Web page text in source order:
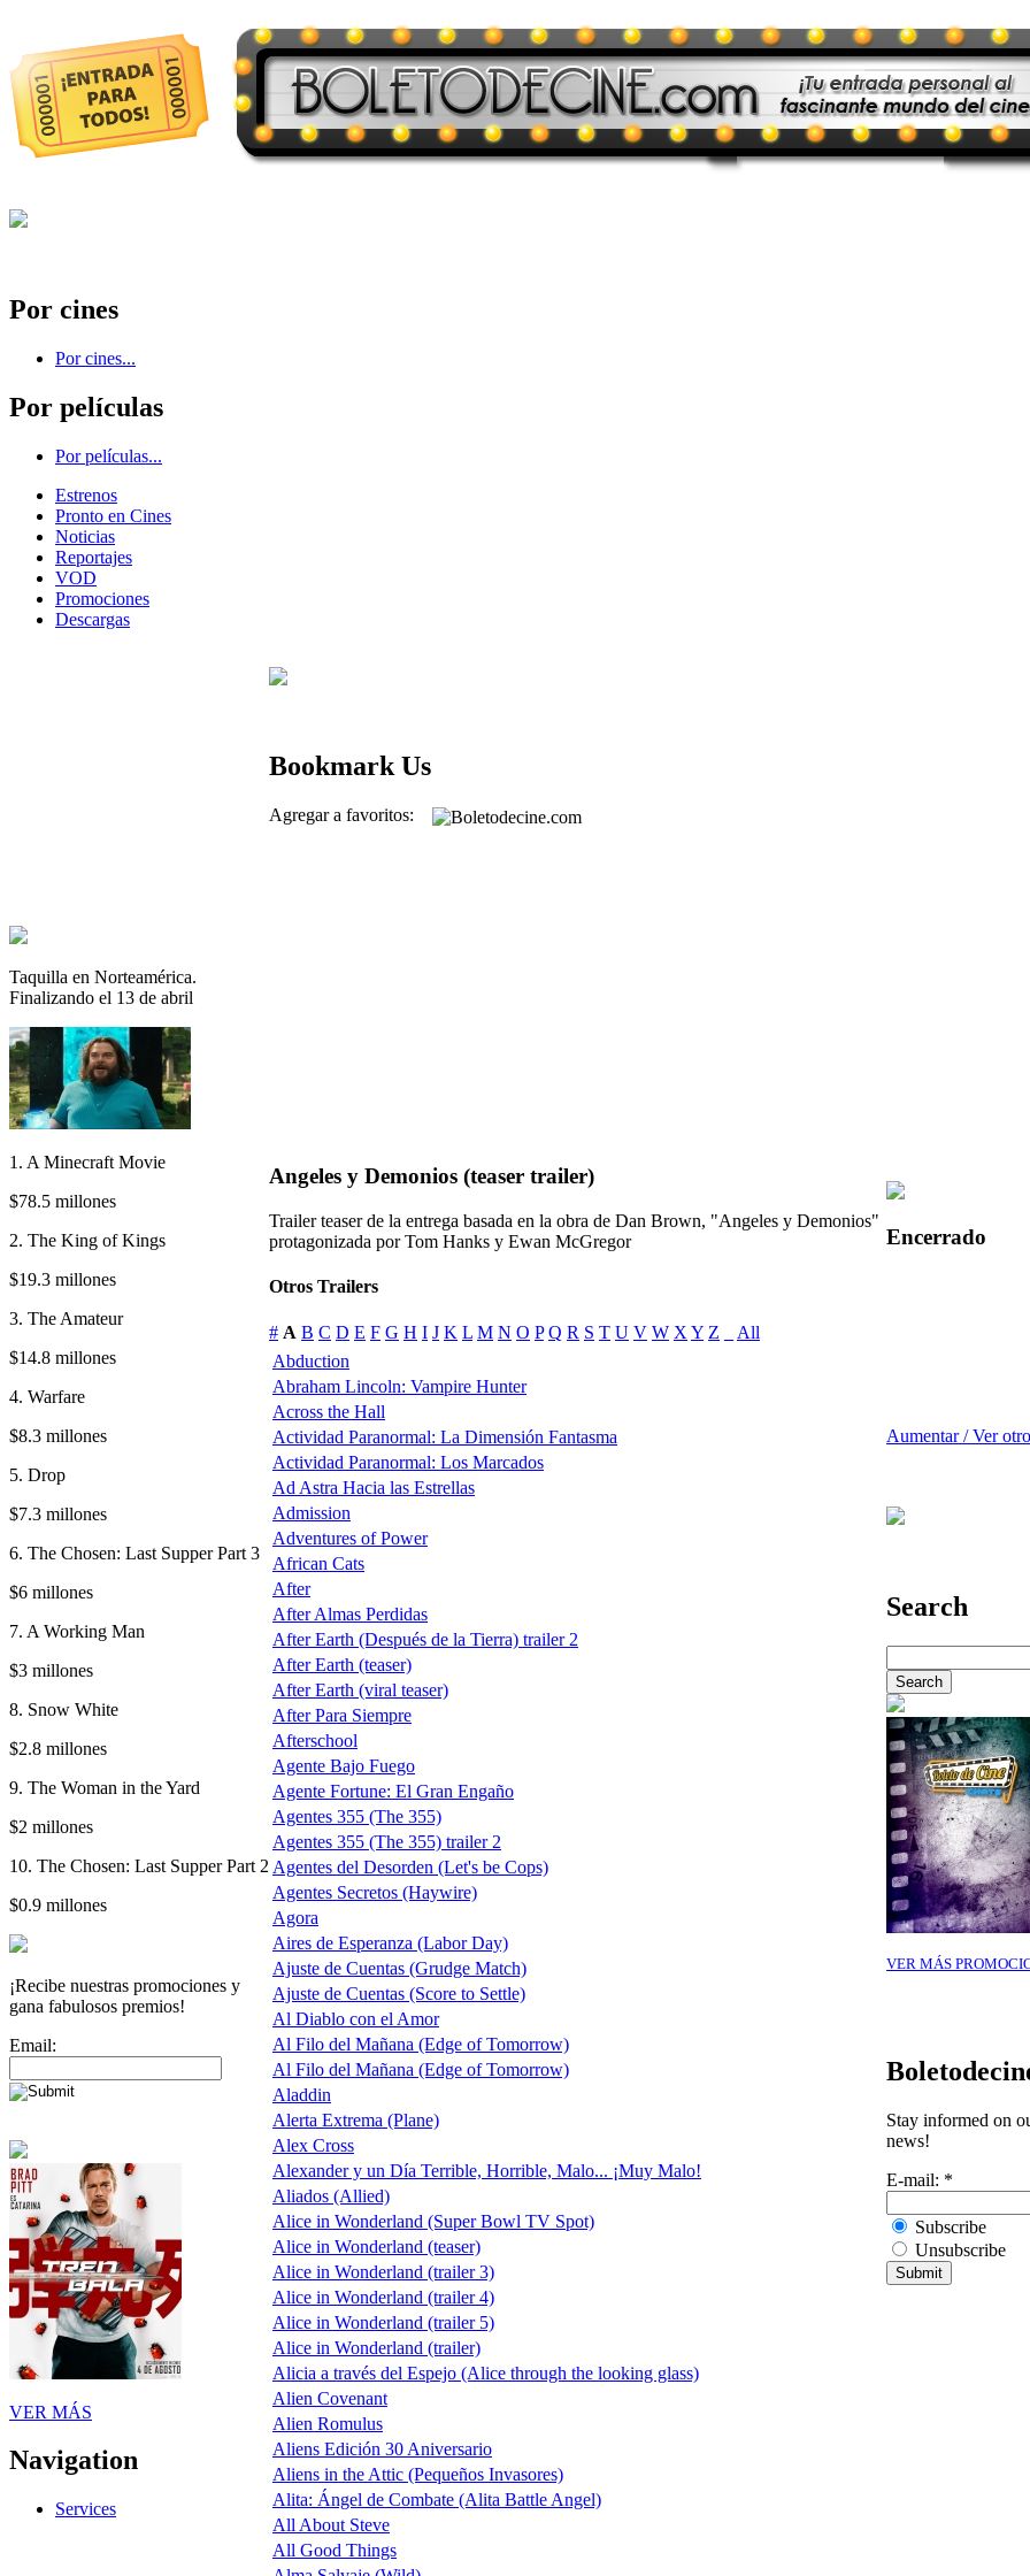
Por cines
Por cines...
Por películas
Por películas...
Estrenos
Pronto en Cines
Noticias
Reportajes
VOD
Promociones
Descargas
Taquilla en Norteamérica.
Finalizando el 13 de abril
1. A Minecraft Movie
$78.5 millones
2. The King of Kings
$19.3 millones
3. The Amateur
$14.8 millones
4. Warfare
$8.3 millones
5. Drop
$7.3 millones
6. The Chosen: Last Supper Part 3
$6 millones
7. A Working Man
$3 millones
8. Snow White
$2.8 millones
9. The Woman in the Yard
$2 millones
10. The Chosen: Last Supper Part 2
$0.9 millones
¡Recibe nuestras promociones y
gana fabulosos premios!
Email:
VER MÁS
Navigation
Services
Bookmark Us
Agregar a favoritos:
Angeles y Demonios (teaser trailer)
Trailer teaser de la entrega basada en la obra de Dan Brown, "Angeles y Demonios"
protagonizada por Tom Hanks y Ewan McGregor
Otros Trailers
# A B C D E F G H I J K L M N O P Q R S T U V W X Y Z
All
Abduction
Abraham Lincoln: Vampire Hunter
Across the Hall
Actividad Paranormal: La Dimensión Fantasma
Actividad Paranormal: Los Marcados
Ad Astra Hacia las Estrellas
Admission
Adventures of Power
African Cats
After
After Almas Perdidas
After Earth (Después de la Tierra) trailer 2
After Earth (teaser)
After Earth (viral teaser)
After Para Siempre
Afterschool
Agente Bajo Fuego
Agente Fortune: El Gran Engaño
Agentes 355 (The 355)
Agentes 355 (The 355) trailer 2
Agentes del Desorden (Let's be Cops)
Agentes Secretos (Haywire)
Agora
Aires de Esperanza (Labor Day)
Ajuste de Cuentas (Grudge Match)
Ajuste de Cuentas (Score to Settle)
Al Diablo con el Amor
Al Filo del Mañana (Edge of Tomorrow)
Al Filo del Mañana (Edge of Tomorrow)
Aladdin
Alerta Extrema (Plane)
Alex Cross
Alexander y un Día Terrible, Horrible, Malo... ¡Muy Malo!
Aliados (Allied)
Alice in Wonderland (Super Bowl TV Spot)
Alice in Wonderland (teaser)
Alice in Wonderland (trailer 3)
Alice in Wonderland (trailer 4)
Alice in Wonderland (trailer 5)
Alice in Wonderland (trailer)
Alicia a través del Espejo (Alice through the looking glass)
Alien Covenant
Alien Romulus
Aliens Edición 30 Aniversario
Aliens in the Attic (Pequeños Invasores)
Alita: Ángel de Combate (Alita Battle Angel)
All About Steve
All Good Things
Encerrado
Aumentar / Ver
Search
VER MÁS
Stay informed on
news!
E-mail: *
Subscribe
Unsubscribe